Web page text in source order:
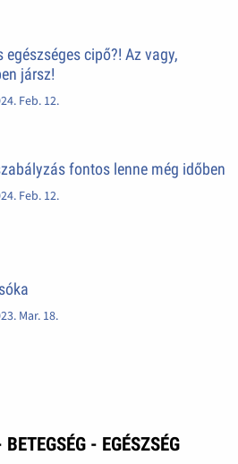
egészséges cipő?! Az vagy,
jársz!
Feb. 12.
fontos lenne még időben
Feb. 12.
Mar. 18.
- EGÉSZSÉG